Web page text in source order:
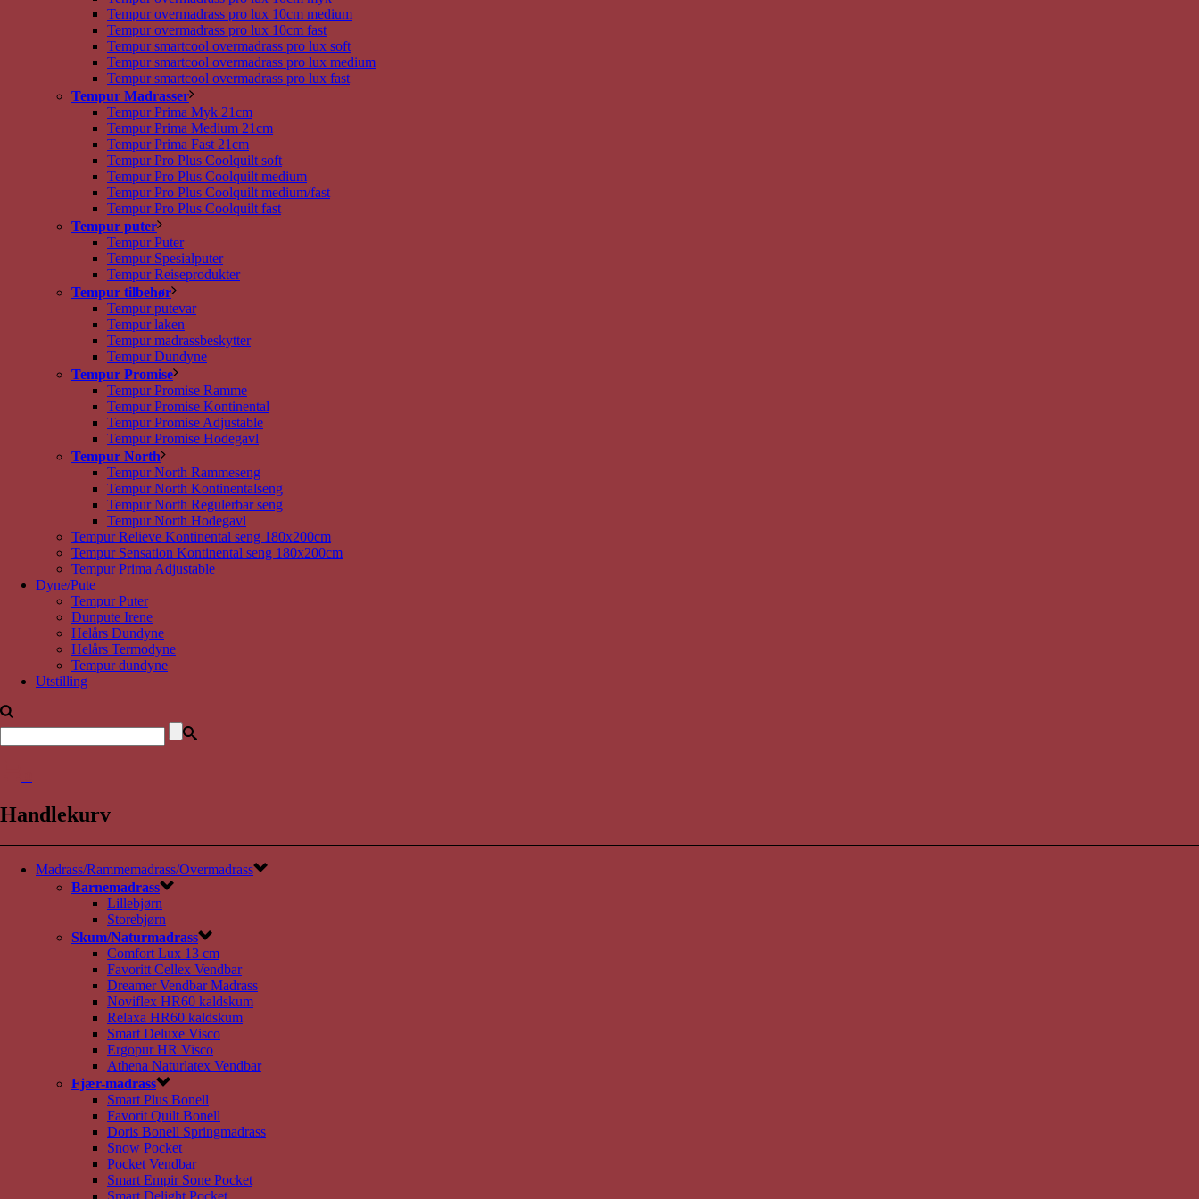
Tempur overmadrass pro lux 10cm medium
Tempur overmadrass pro lux 10cm fast
Tempur smartcool overmadrass pro lux soft
Tempur smartcool overmadrass pro lux medium
Tempur smartcool overmadrass pro lux fast
Tempur Madrasser
Tempur Prima Myk 21cm
Tempur Prima Medium 21cm
Tempur Prima Fast 21cm
Tempur Pro Plus Coolquilt soft
Tempur Pro Plus Coolquilt medium
Tempur Pro Plus Coolquilt medium/fast
Tempur Pro Plus Coolquilt fast
Tempur puter
Tempur Puter
Tempur Spesialputer
Tempur Reiseprodukter
Tempur tilbehør
Tempur putevar
Tempur laken
Tempur madrassbeskytter
Tempur Dundyne
Tempur Promise
Tempur Promise Ramme
Tempur Promise Kontinental
Tempur Promise Adjustable
Tempur Promise Hodegavl
Tempur North
Tempur North Rammeseng
Tempur North Kontinentalseng
Tempur North Regulerbar seng
Tempur North Hodegavl
Tempur Relieve Kontinental seng 180x200cm
Tempur Sensation Kontinental seng 180x200cm
Tempur Prima Adjustable
Dyne/Pute
Tempur Puter
Dunpute Irene
Helårs Dundyne
Helårs Termodyne
Tempur dundyne
Utstilling
Handlekurv
Madrass/Rammemadrass/Overmadrass
Barnemadrass
Lillebjørn
Storebjørn
Skum/Naturmadrass
Comfort Lux 13 cm
Favoritt Cellex Vendbar
Dreamer Vendbar Madrass
Noviflex HR60 kaldskum
Relaxa HR60 kaldskum
Smart Deluxe Visco
Ergopur HR Visco
Athena Naturlatex Vendbar
Fjær-madrass
Smart Plus Bonell
Favorit Quilt Bonell
Doris Bonell Springmadrass
Snow Pocket
Pocket Vendbar
Smart Empir Sone Pocket
Smart Delight Pocket